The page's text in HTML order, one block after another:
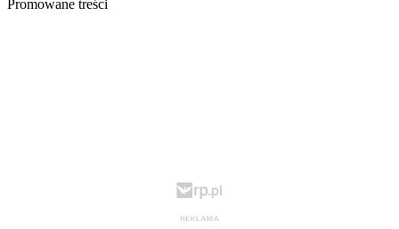
Promowane treści